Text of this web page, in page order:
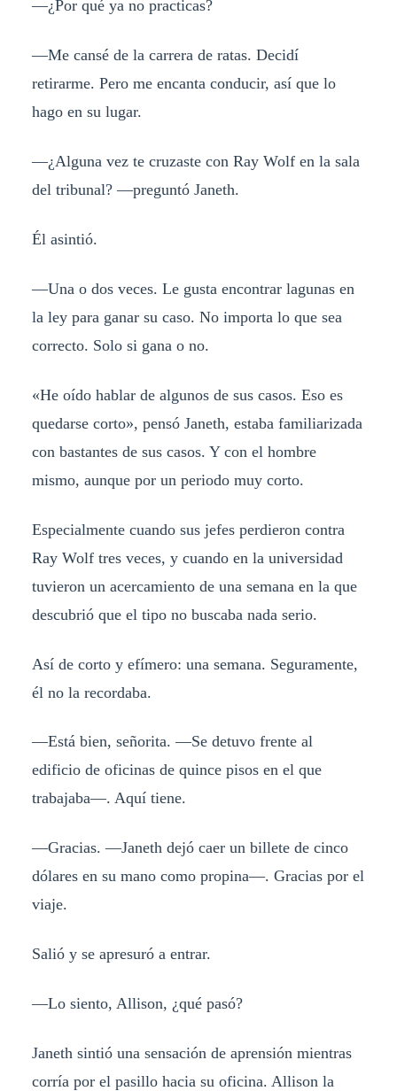
—¿Por qué ya no practicas?
—Me cansé de la carrera de ratas. Decidí
retirarme. Pero me encanta conducir, así que lo
hago en su lugar.
—¿Alguna vez te cruzaste con Ray Wolf en la sala
del tribunal? —preguntó Janeth.
Él asintió.
—Una o dos veces. Le gusta encontrar lagunas en
la ley para ganar su caso. No importa lo que sea
correcto. Solo si gana o no.
«He oído hablar de algunos de sus casos. Eso es
quedarse corto», pensó Janeth, estaba familiarizada
con bastantes de sus casos. Y con el hombre
mismo, aunque por un periodo muy corto.
Especialmente cuando sus jefes perdieron contra
Ray Wolf tres veces, y cuando en la universidad
tuvieron un acercamiento de una semana en la que
descubrió que el tipo no buscaba nada serio.
Así de corto y efímero: una semana. Seguramente,
él no la recordaba.
—Está bien, señorita. —Se detuvo frente al
edificio de oficinas de quince pisos en el que
trabajaba—. Aquí tiene.
—Gracias. —Janeth dejó caer un billete de cinco
dólares en su mano como propina—. Gracias por el
viaje.
Salió y se apresuró a entrar.
—Lo siento, Allison, ¿qué pasó?
Janeth sintió una sensación de aprensión mientras
corría por el pasillo hacia su oficina. Allison la